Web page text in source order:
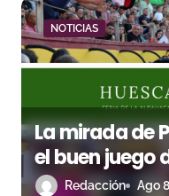
NOTICIAS
La mirada de
el buen juego
arranque de
Redacción Ago